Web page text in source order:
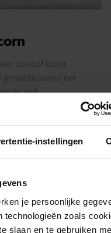
instellingen
je persoonlijke
technologieën zoals
slaan en te gebruiken
zout of boter.
je Netflixavond net
zelf!